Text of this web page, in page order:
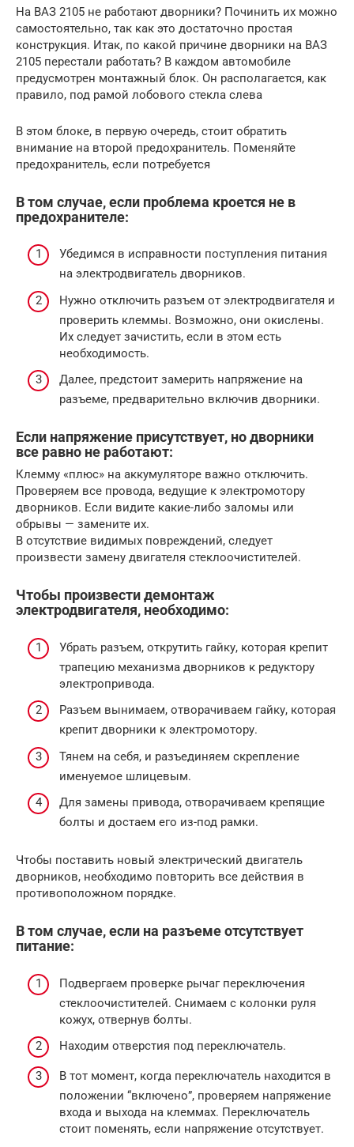
На ВАЗ 2105 не работают дворники? Починить их можно
самостоятельно, так как это достаточно простая
конструкция. Итак, по какой причине дворники на ВАЗ
2105 перестали работать? В каждом автомобиле
предусмотрен монтажный блок. Он располагается, как
правило, под рамой лобового стекла слева
В этом блоке, в первую очередь, стоит обратить
внимание на второй предохранитель. Поменяйте
предохранитель, если потребуется
В том случае, если проблема кроется не в
предохранителе:
Убедимся в исправности поступления питания
на электродвигатель дворников.
Нужно отключить разъем от электродвигателя и
проверить клеммы. Возможно, они окислены.
Их следует зачистить, если в этом есть
необходимость.
Далее, предстоит замерить напряжение на
разъеме, предварительно включив дворники.
Если напряжение присутствует, но дворники
все равно не работают:
Клемму «плюс» на аккумуляторе важно отключить.
Проверяем все провода, ведущие к электромотору
дворников. Если видите какие-либо заломы или
обрывы — замените их.
В отсутствие видимых повреждений, следует
произвести замену двигателя стеклоочистителей.
Чтобы произвести демонтаж
электродвигателя, необходимо:
Убрать разъем, открутить гайку, которая крепит
трапецию механизма дворников к редуктору
электропривода.
Разъем вынимаем, отворачиваем гайку, которая
крепит дворники к электромотору.
Тянем на себя, и разъединяем скрепление
именуемое шлицевым.
Для замены привода, отворачиваем крепящие
болты и достаем его из-под рамки.
Чтобы поставить новый электрический двигатель
дворников, необходимо повторить все действия в
противоположном порядке.
В том случае, если на разъеме отсутствует
питание:
Подвергаем проверке рычаг переключения
стеклоочистителей. Снимаем с колонки руля
кожух, отвернув болты.
Находим отверстия под переключатель.
В тот момент, когда переключатель находится в
положении “включено”, проверяем напряжение
входа и выхода на клеммах. Переключатель
стоит поменять, если напряжение отсутствует.